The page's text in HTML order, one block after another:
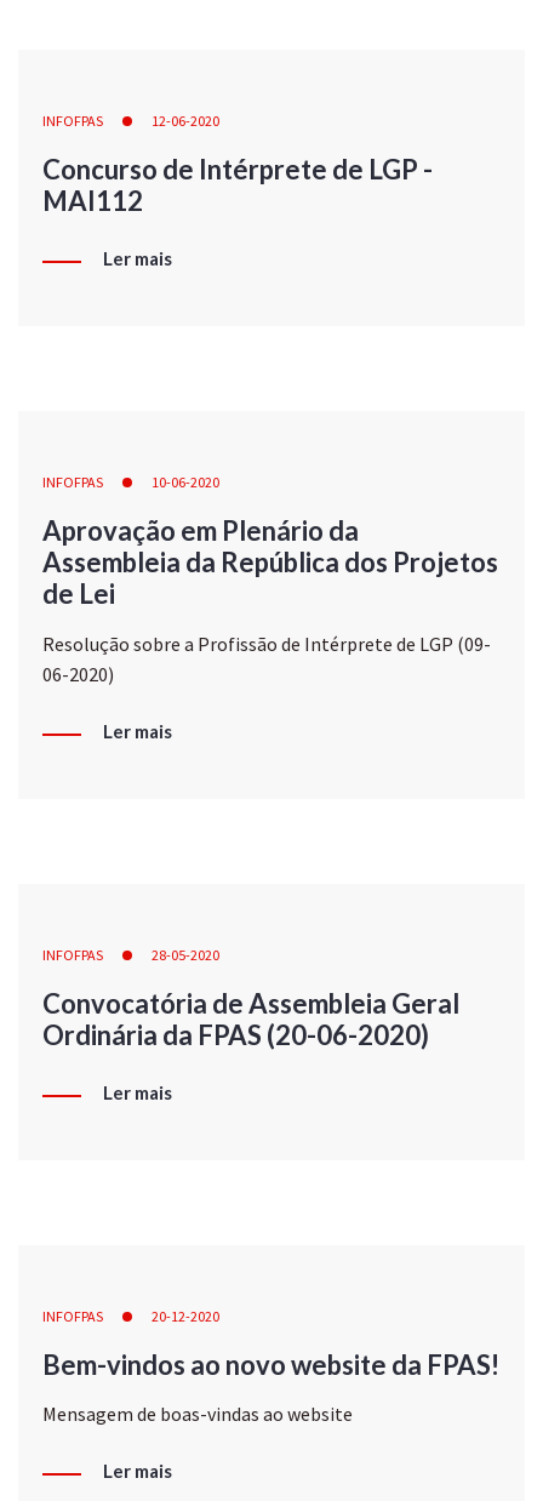
INFOFPAS 12-06-2020
Concurso de Intérprete de LGP -
MAI112
Ler mais
INFOFPAS 10-06-2020
Aprovação em Plenário da
Assembleia da República dos Projetos
de Lei
Resolução sobre a Profissão de Intérprete de LGP (09-
06-2020)
Ler mais
INFOFPAS 28-05-2020
Convocatória de Assembleia Geral
Ordinária da FPAS (20-06-2020)
Ler mais
INFOFPAS 20-12-2020
Bem-vindos ao novo website da FPAS!
Mensagem de boas-vindas ao website
Ler mais